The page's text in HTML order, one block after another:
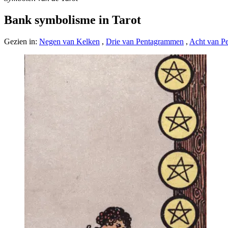
Bank symbolisme in Tarot
Gezien in: Negen van Kelken , Drie van Pentagrammen , Acht van